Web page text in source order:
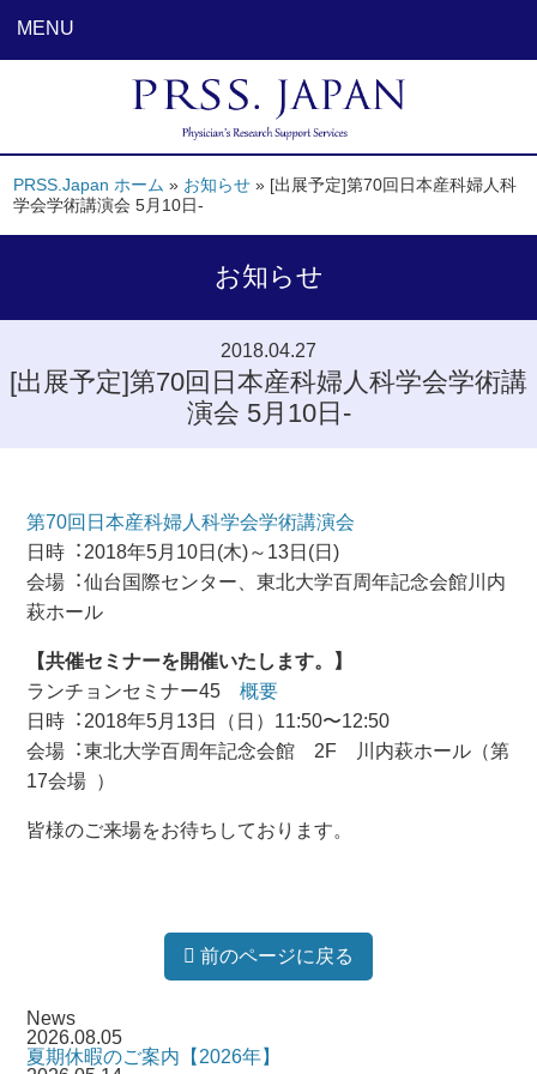
MENU
PRSS.Japan ホーム » お知らせ » [出展予定]第70回日本産科婦人科
学会学術講演会 5月10日-
お知らせ
2018.04.27
[出展予定]第70回日本産科婦人科学会学術講
演会 5月10日-
第70回日本産科婦人科学会学術講演会
⽇時︓2018年5月10日(木)～13日(日)
会場︓仙台国際センター、東北大学百周年記念会館川内
萩ホール
【共催セミナーを開催いたします。】
ランチョンセミナー45 概要
⽇時︓2018年5⽉13⽇（日）11:50〜12:50
会場︓東北⼤学百周年記念会館 2F 川内萩ホール（第
17会場 ）
皆様のご来場をお待ちしております。
前のページに戻る
News
2026.08.05
夏期休暇のご案内【2026年】